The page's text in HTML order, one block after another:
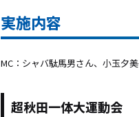
実施内容
MC：シャバ駄馬男さん、小玉夕
超秋田一体大運動会